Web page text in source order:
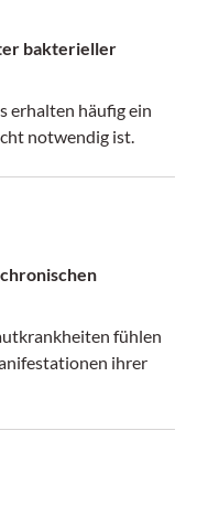
bakterieller
erhalten häufig ein
notwendig ist.
fühlen
ihrer